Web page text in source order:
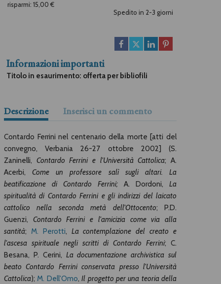
risparmi: 15,00 €
Spedito in 2-3 giorni
Informazioni importanti
Titolo in esaurimento: offerta per bibliofili
Descrizione Inserisci un commento
Contardo Ferrini nel centenario della morte [atti del
convegno, Verbania 26-27 ottobre 2002] (S.
Zaninelli, Contardo Ferrini e l'Università Cattolica; A.
Acerbi,Come un professore salì sugli altari. La
beatificazione di Contardo Ferrini; A. Dordoni, La
spiritualità di Contardo Ferrini e gli indirizzi del laicato
cattolico nella seconda metà dell'Ottocento; P.D.
Guenzi, Contardo Ferrini e l'amicizia come via alla
santità; M. Perotti, La contemplazione del creato e
l'ascesa spirituale negli scritti di Contardo Ferrini; C.
Besana, P. Cerini, La documentazione archivistica sul
beato Contardo Ferrini conservata presso l'Università
Cattolica);M. Dell'Omo,Il progetto per una teoria della